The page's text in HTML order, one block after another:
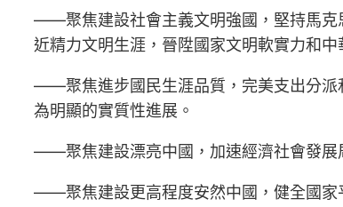
——聚焦建設社會主義文明強國，堅持馬克
近精力文明生涯，晉陞國家文明軟實力和中
——聚焦進步國民生涯品質，完美支出分派
為明顯的實質性進展。
——聚焦建設漂亮中國，加速經濟社會發展
——聚焦建設更高程度安然中國，健全國家